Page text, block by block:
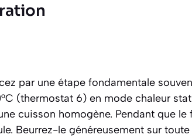
par une étape fondamentale
(thermostat 6) en mode chaleur
cuisson homogène. Pendant que
Beurrez-le généreusement sur